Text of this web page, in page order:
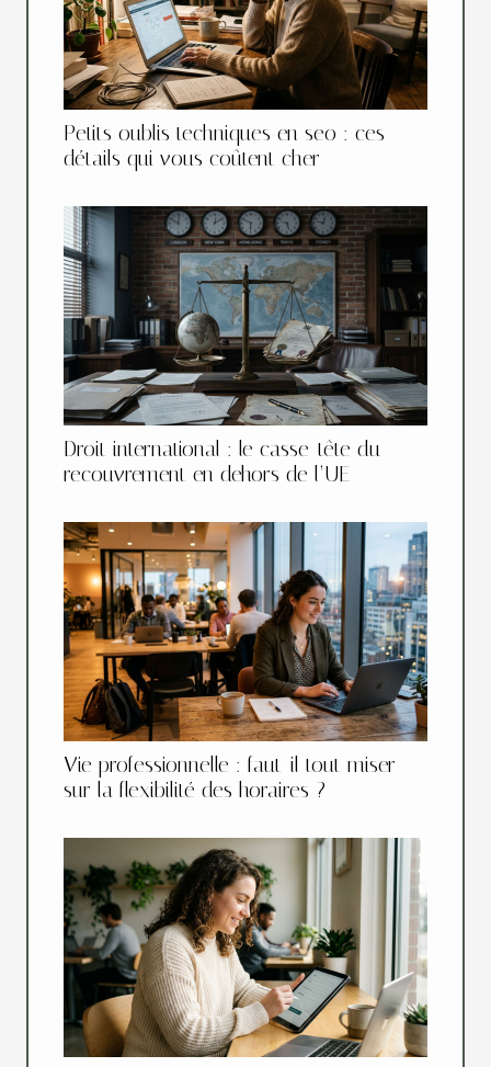
Petits oublis techniques en seo : ces
détails qui vous coûtent cher
Droit international : le casse-tête du
recouvrement en dehors de l’UE
Vie professionnelle : faut-il tout miser
sur la flexibilité des horaires ?